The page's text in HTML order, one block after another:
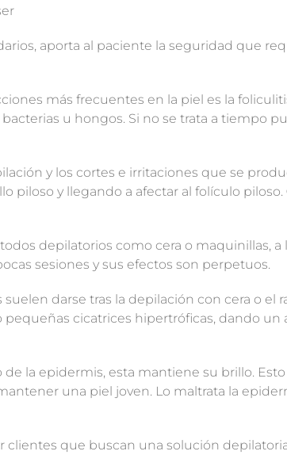
aporta al paciente la seguridad que
más frecuentes en la piel es la
u hongos. Si no se trata a tiempo
y los cortes e irritaciones que se
piloso y llegando a afectar al folículo piloso.
depilatorios como cera o maquinillas, a
sesiones y sus efectos son perpetuos.
suelen darse tras la depilación con cera o el
cicatrices hipertróficas, dando
la epidermis, esta mantiene su brillo.
una piel joven. Lo maltrata la
clientes que buscan una solución